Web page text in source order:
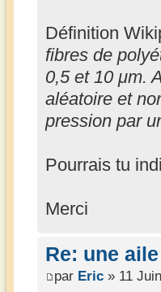
Définition
fibres de
0,5 et 10 μm.
aléatoire et
pression par
Pourrais tu
Merci
Re: une
par Eric » 11